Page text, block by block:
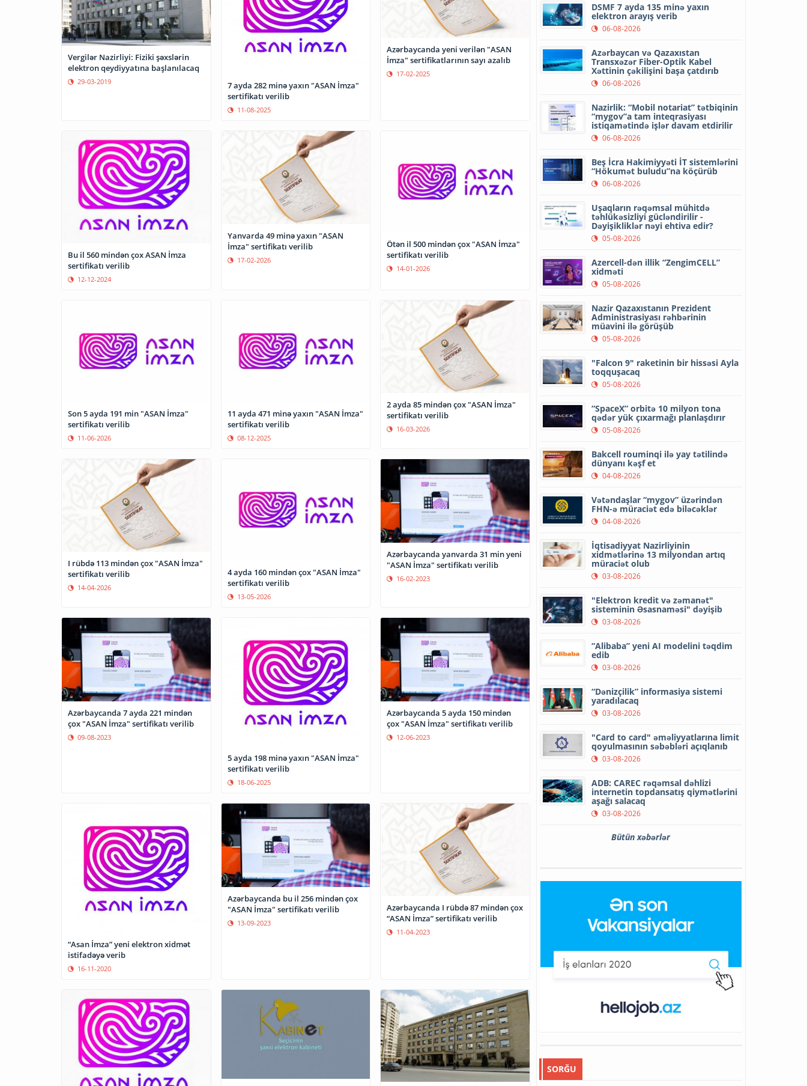
Vergilər Nazirliyi: Fiziki şəxslərin
elektron qeydiyyatına başlanılacaq
29-03-2019
7 ayda 282 minə yaxın "ASAN İmza"
sertifikatı verilib
11-08-2025
Azərbaycanda yeni verilən "ASAN
İmza" sertifikatlarının sayı azalıb
17-02-2025
Bu il 560 mindən çox ASAN İmza
sertifikatı verilib
12-12-2024
Yanvarda 49 minə yaxın "ASAN
İmza" sertifikatı verilib
17-02-2026
Ötən il 500 mindən çox "ASAN İmza"
sertifikatı verilib
14-01-2026
Son 5 ayda 191 min "ASAN İmza"
sertifikatı verilib
11-06-2026
11 ayda 471 minə yaxın "ASAN İmza"
sertifikatı verilib
08-12-2025
2 ayda 85 mindən çox "ASAN İmza"
sertifikatı verilib
16-03-2026
I rübdə 113 mindən çox "ASAN İmza"
sertifikatı verilib
14-04-2026
4 ayda 160 mindən çox "ASAN İmza"
sertifikatı verilib
13-05-2026
Azərbaycanda yanvarda 31 min yeni
"ASAN İmza" sertifikatı verilib
16-02-2023
Azərbaycanda 7 ayda 221 mindən
çox "ASAN İmza" sertifikatı verilib
09-08-2023
5 ayda 198 minə yaxın "ASAN İmza"
sertifikatı verilib
18-06-2025
Azərbaycanda 5 ayda 150 mindən
çox "ASAN İmza" sertifikatı verilib
12-06-2023
“Asan İmza” yeni elektron xidmət
istifadəyə verib
16-11-2020
Azərbaycanda bu il 256 mindən çox
"ASAN İmza" sertifikatı verilib
13-09-2023
Azərbaycanda I rübdə 87 mindən çox
“ASAN İmza” sertifikatı verilib
11-04-2023
DSMF 7 ayda 135 minə yaxın
elektron arayış verib
06-08-2026
Azərbaycan və Qazaxıstan
Transxəzər Fiber-Optik Kabel
Xəttinin çəkilişini başa çatdırıb
06-08-2026
Nazirlik: “Mobil notariat” tətbiqinin
“mygov”a tam inteqrasiyası
istiqamətində işlər davam etdirilir
06-08-2026
Beş İcra Hakimiyyəti İT sistemlərini
“Hökumət buludu”na köçürüb
06-08-2026
Uşaqların rəqəmsal mühitdə
təhlükəsizliyi gücləndirilir -
Dəyişikliklər nəyi ehtiva edir?
05-08-2026
Azercell-dən illik “ZengimCELL”
xidməti
05-08-2026
Nazir Qazaxıstanın Prezident
Administrasiyası rəhbərinin
müavini ilə görüşüb
05-08-2026
"Falcon 9" raketinin bir hissəsi Ayla
toqquşacaq
05-08-2026
“SpaceX” orbitə 10 milyon tona
qədər yük çıxarmağı planlaşdırır
05-08-2026
Bakcell rouminqi ilə yay tətilində
dünyanı kəşf et
04-08-2026
Vətəndaşlar “mygov” üzərindən
FHN-ə müraciət edə biləcəklər
04-08-2026
İqtisadiyyat Nazirliyinin
xidmətlərinə 13 milyondan artıq
müraciət olub
03-08-2026
"Elektron kredit və zəmanət"
sisteminin Əsasnaməsi" dəyişib
03-08-2026
“Alibaba” yeni AI modelini təqdim
edib
03-08-2026
“Dənizçilik” informasiya sistemi
yaradılacaq
03-08-2026
"Card to card" əməliyyatlarına limit
qoyulmasının səbəbləri açıqlanıb
03-08-2026
ADB: CAREC rəqəmsal dəhlizi
internetin topdansatış qiymətlərini
aşağı salacaq
03-08-2026
Bütün xəbərlər
SORĞU